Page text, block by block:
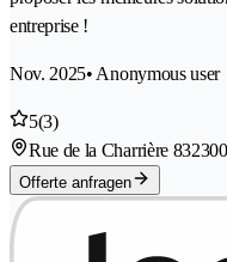
entreprise !
Nov. 2025• Anonymous user
5(3)
Rue de la Charrière 83
Offerte anfragen